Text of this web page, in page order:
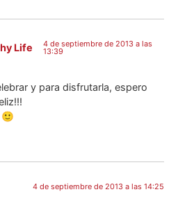
Life
4 de septiembre de 2013 a las
13:39
y para disfrutarla, espero
🙂
4 de septiembre de 2013 a las 14:25